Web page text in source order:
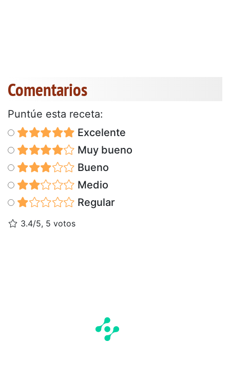
Comentarios
Puntúe esta receta:
Excelente
Muy bueno
Bueno
Medio
Regular
3.4/5, 5 votos